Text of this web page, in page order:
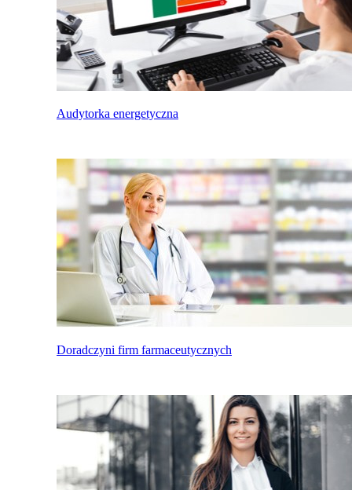
Audytorka energetyczna
Doradczyni firm farmaceutycznych